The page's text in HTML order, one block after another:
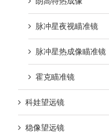
脉冲星夜视瞄准镜
脉冲星热成像瞄准镜
霍克瞄准镜
科娃望远镜
稳像望远镜